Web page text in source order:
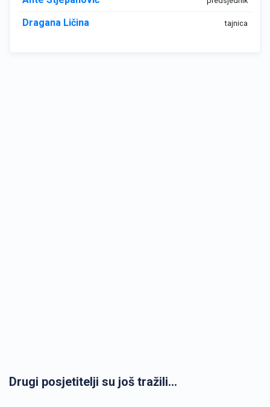
Dragana Ličina tajnica
Drugi posjetitelji su još tražili...